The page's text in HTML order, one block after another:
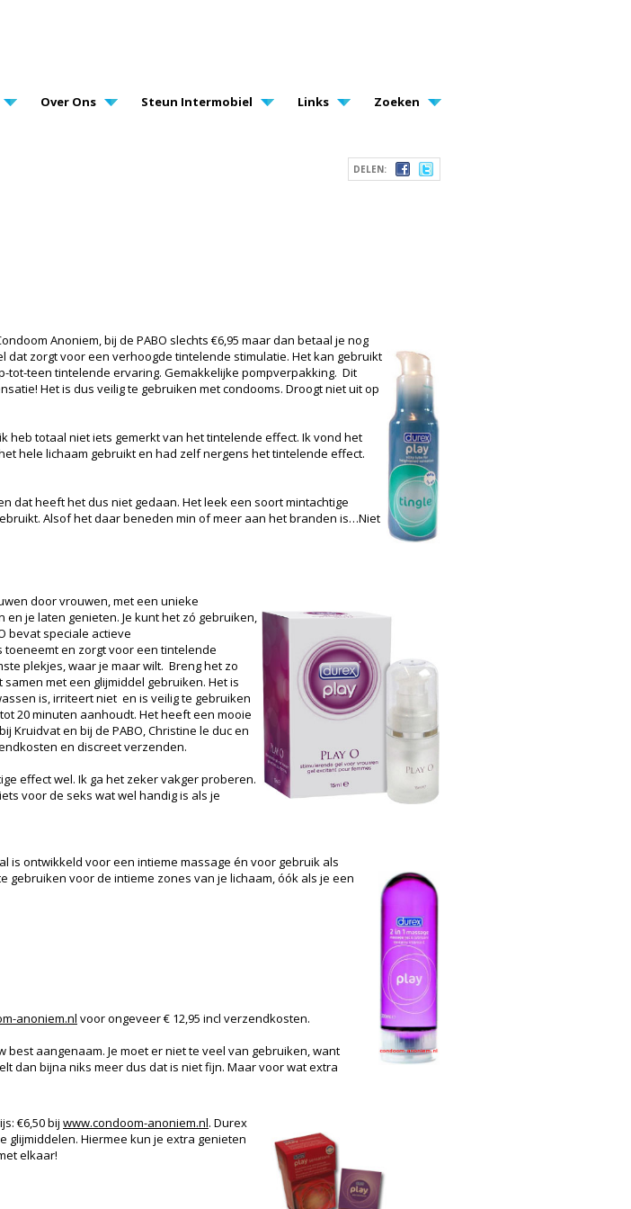
Over Ons Steun Intermobiel Links Zoeken
DELEN:
Anoniem, bij de PABO slechts €6,95 maar dan betaal je nog
dat zorgt voor een verhoogde tintelende stimulatie. Het kan gebruikt
teen tintelende ervaring. Gemakkelijke pompverpakking. Dit
Het is dus veilig te gebruiken met condooms. Droogt niet uit op
heb totaal niet iets gemerkt van het tintelende effect. Ik vond het
hele lichaam gebruikt en had zelf nergens het tintelende effect.
dat heeft het dus niet gedaan. Het leek een soort mintachtige
Alsof het daar beneden min of meer aan het branden is…Niet
door vrouwen, met een unieke
je laten genieten. Je kunt het zó gebruiken,
bevat speciale actieve
en zorgt voor een tintelende
plekjes, waar je maar wilt. Breng het zo
met een glijmiddel gebruiken. Het is
is, irriteert niet en is veilig te gebruiken
20 minuten aanhoudt. Het heeft een mooie
Kruidvat en bij de PABO, Christine le duc en
en discreet verzenden.
effect wel. Ik ga het zeker vakger proberen.
voor de seks wat wel handig is als je
is ontwikkeld voor een intieme massage én voor gebruik als
gebruiken voor de intieme zones van je lichaam, óók als je een
anoniem.nl voor ongeveer € 12,95 incl verzendkosten.
aangenaam. Je moet er niet te veel van gebruiken, want
dan bijna niks meer dus dat is niet fijn. Maar voor wat extra
€6,50 bij www.condoom-anoniem.nl. Durex
glijmiddelen. Hiermee kun je extra genieten
elkaar!